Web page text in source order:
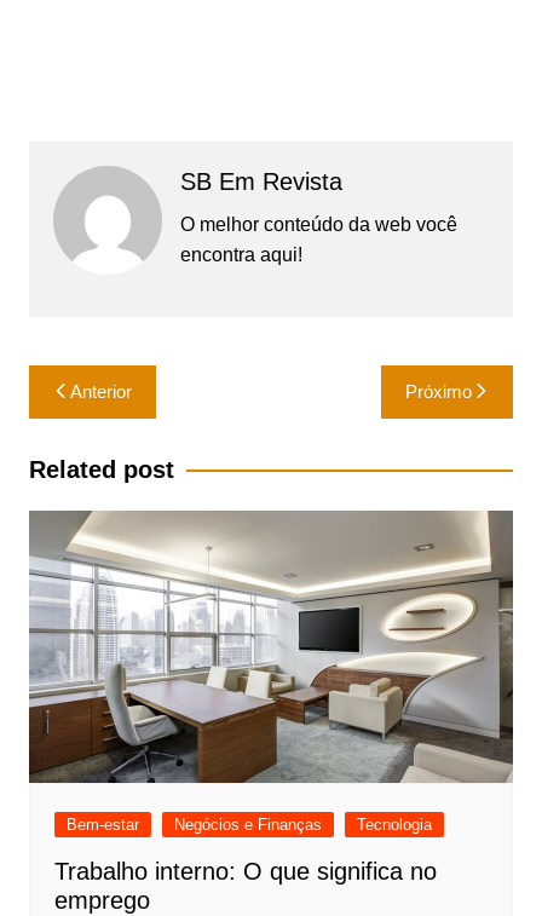
SB Em Revista
O melhor conteúdo da web você
encontra aqui!
Navegação
de
Post
Anterior Próximo
Related post
Bem-estar Negócios e Finanças Tecnologia
Trabalho interno: O que significa no
emprego